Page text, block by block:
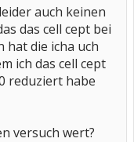
auch keinen
das cell cept bei
die icha uch
ich das cell cept
reduziert habe
versuch wert?